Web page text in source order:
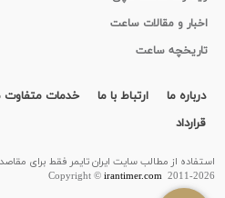
اخبار و مقالات ساعت
تاریخچه ساعت
درباره ما ارتباط با ما خدمات متفاوت
قرارداد
استفاده از مطالب سايت ایران تایمر فقط برای
Copyright ©irantimer.com2011-2026